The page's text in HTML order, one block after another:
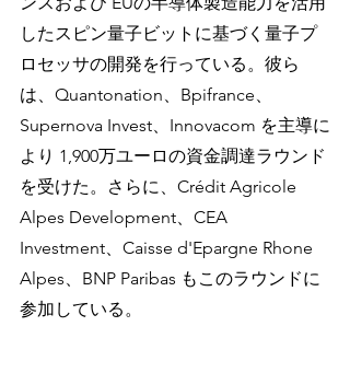
したスピン量子ビットに基づく量子プ
ロセッサの開発を行っている。彼ら
は、Quantonation、Bpifrance、
Supernova Invest、Innovacom を主導に
より 1,900万ユーロの資金調達ラウンド
を受けた。さらに、Crédit Agricole
Alpes Development、CEA
Investment、Caisse d'Epargne Rhone
Alpes、BNP Paribas もこのラウンドに
参加している。